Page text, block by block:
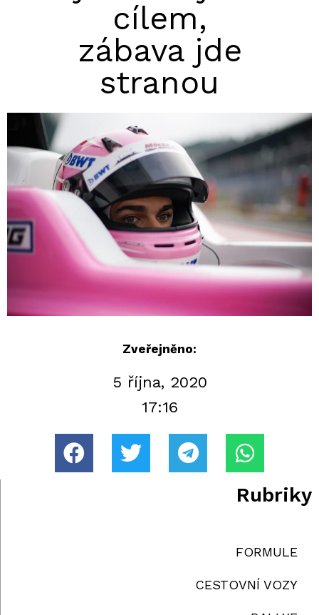
cílem,
zábava jde
stranou
Zveřejněno:
5 října, 2020
17:16
Rubriky
FORMULE
CESTOVNÍ VOZY